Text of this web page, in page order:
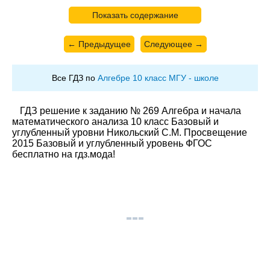
Показать содержание
← Предыдущее Следующее →
Все ГДЗ по Алгебре 10 класс МГУ - школе
ГДЗ решение к заданию № 269 Алгебра и начала
математического анализа 10 класс Базовый и
углубленный уровни Никольский С.М. Просвещение
2015 Базовый и углубленный уровень ФГОС
бесплатно на гдз.мода!